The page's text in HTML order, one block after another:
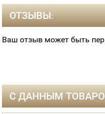
ОТЗЫВЫ:
Ваш отзыв может быть
С ДАННЫМ